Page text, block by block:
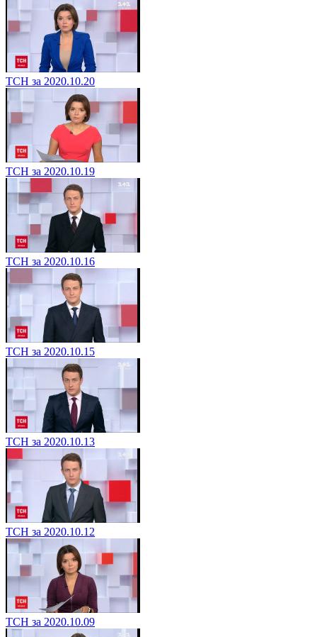
ТСН за 2020.10.20
ТСН за 2020.10.19
ТСН за 2020.10.16
ТСН за 2020.10.15
ТСН за 2020.10.13
ТСН за 2020.10.12
ТСН за 2020.10.09